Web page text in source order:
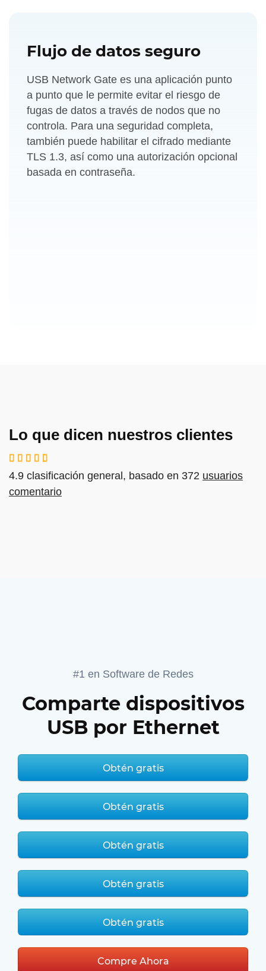
Flujo de datos seguro
USB Network Gate es una aplicación punto
a punto que le permite evitar el riesgo de
fugas de datos a través de nodos que no
controla. Para una seguridad completa,
también puede habilitar el cifrado mediante
TLS 1.3, así como una autorización opcional
basada en contraseña.
Lo que dicen nuestros clientes
4.9 clasificación general, basado en 372 usuarios
comentario
#1 en Software de Redes
Comparte dispositivos
USB por Ethernet
Obtén gratis
Obtén gratis
Obtén gratis
Obtén gratis
Obtén gratis
Compre Ahora